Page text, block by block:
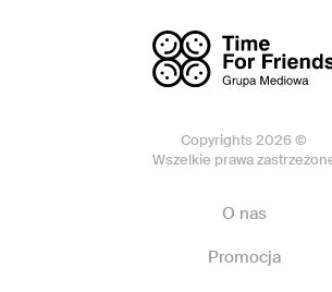
Copyrights 2026 ©
Wszelkie prawa
O nas
Promocja